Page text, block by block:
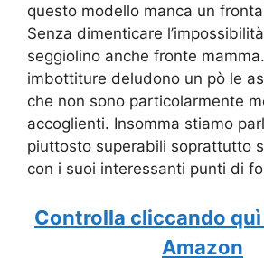
questo modello manca un
Senza dimenticare
seggiolino anche fronte
imbottiture deludono un pò le
che non sono particolarmente
accoglienti. Insomma stiamo
piuttosto superabili soprattutto
con i suoi interessanti punti di
Controlla cliccando quì
Amazon